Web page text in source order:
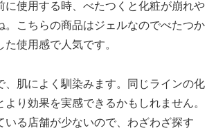
に使用する時、べたつくと化粧が崩れや
。こちらの商品はジェルなのでべたつか
使用感で人気です。
、肌によく馴染みます。同じラインの化
り効果を実感できるかもしれません。
いる店舗が少ないので、わざわざ探す